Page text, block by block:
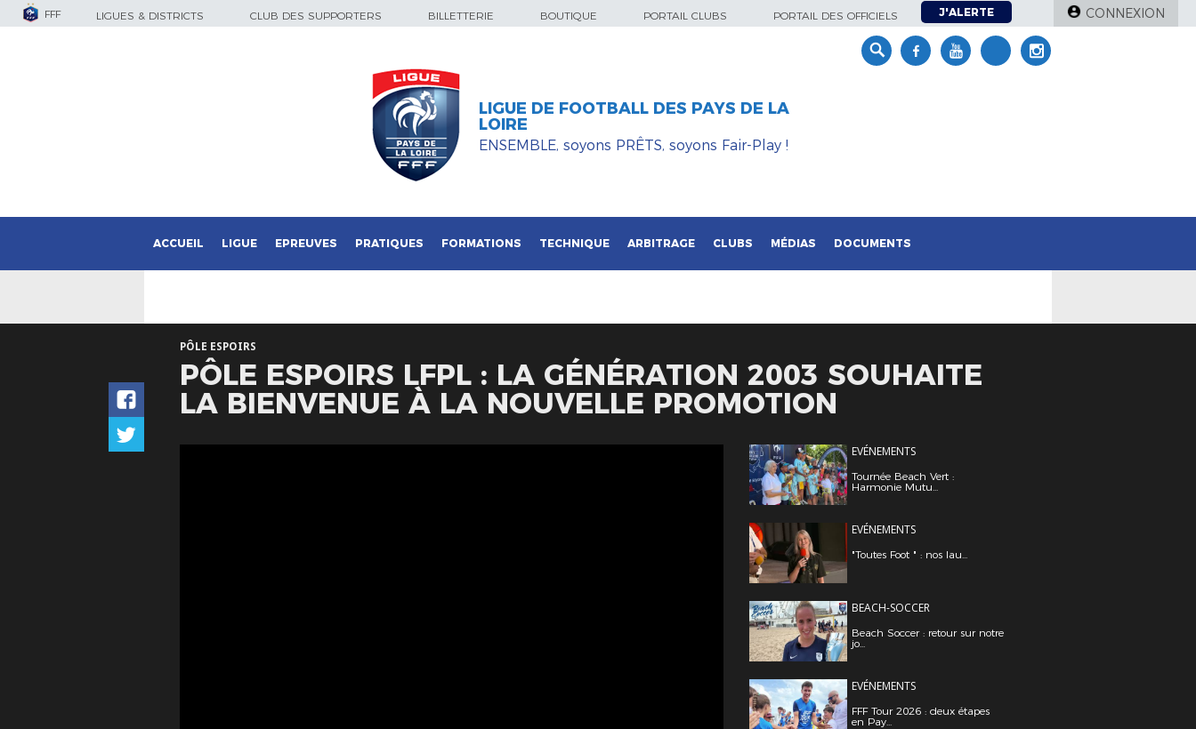
FFF LIGUES & DISTRICTS CLUB DES SUPPORTERS BILLETTERIE BOUTIQUE PORTAIL CLUBS PORTAIL DES OFFICIELS J'ALERTE CONNEXION
LIGUE DE FOOTBALL DES PAYS DE LA
LOIRE
ENSEMBLE, soyons PRÊTS, soyons Fair-Play !
ACCUEIL LIGUE EPREUVES PRATIQUES FORMATIONS TECHNIQUE ARBITRAGE CLUBS MÉDIAS DOCUMENTS
PÔLE ESPOIRS
PÔLE ESPOIRS LFPL : LA GÉNÉRATION 2003 SOUHAITE
LA BIENVENUE À LA NOUVELLE PROMOTION
EVÉNEMENTS
Tournée Beach Vert :
Harmonie Mutu...
EVÉNEMENTS
"Toutes Foot " : nos lau...
BEACH-SOCCER
Beach Soccer : retour sur notre
jo...
EVÉNEMENTS
FFF Tour 2026 : deux étapes
en Pay...